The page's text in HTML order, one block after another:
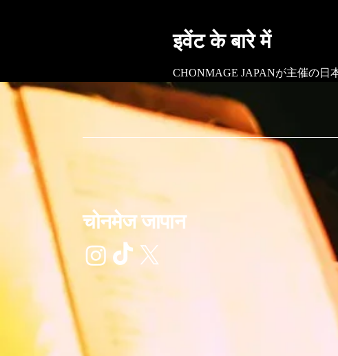
इवेंट के बारे में
CHONMAGE JAPANが主催の日
चोनमेज जापान